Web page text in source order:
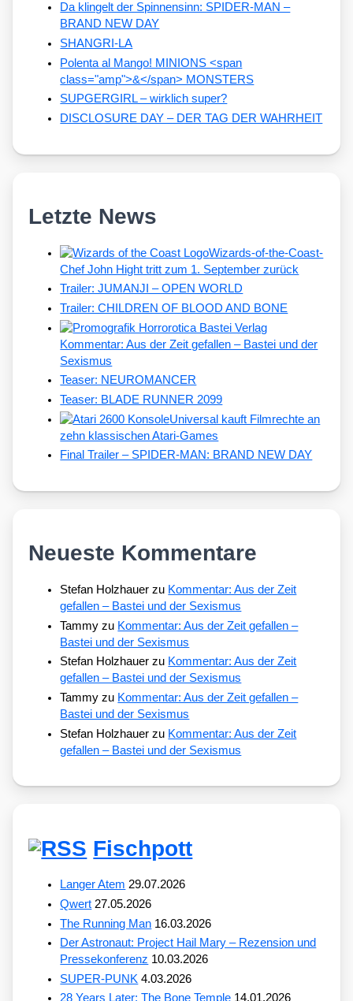
Da klingelt der Spinnensinn: SPIDER-MAN –
BRAND NEW DAY
SHANGRI-LA
Polenta al Mango! MINIONS <span
class="amp">&</span> MONSTERS
SUPGERGIRL – wirklich super?
DISCLOSURE DAY – DER TAG DER WAHRHEIT
Letzte News
Wizards-of-the-Coast-
Chef John Hight tritt zum 1. September zurück
Trailer: JUMANJI – OPEN WORLD
Trailer: CHILDREN OF BLOOD AND BONE
Kommentar: Aus der Zeit gefallen – Bastei und der
Sexismus
Teaser: NEUROMANCER
Teaser: BLADE RUNNER 2099
Universal kauft Filmrechte an
zehn klassischen Atari-Games
Final Trailer – SPIDER-MAN: BRAND NEW DAY
Neueste Kommentare
Stefan Holzhauer zu Kommentar: Aus der Zeit
gefallen – Bastei und der Sexismus
Tammy zu Kommentar: Aus der Zeit gefallen –
Bastei und der Sexismus
Stefan Holzhauer zu Kommentar: Aus der Zeit
gefallen – Bastei und der Sexismus
Tammy zu Kommentar: Aus der Zeit gefallen –
Bastei und der Sexismus
Stefan Holzhauer zu Kommentar: Aus der Zeit
gefallen – Bastei und der Sexismus
Fischpott
Langer Atem 29.07.2026
Qwert 27.05.2026
The Running Man 16.03.2026
Der Astronaut: Project Hail Mary – Rezension und
Pressekonferenz 10.03.2026
SUPER-PUNK 4.03.2026
28 Years Later: The Bone Temple 14.01.2026